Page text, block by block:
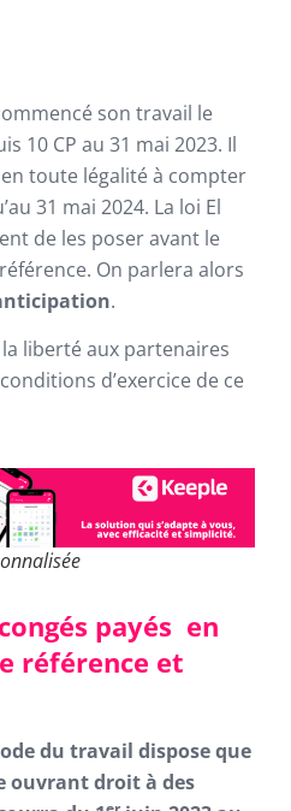
son travail le
10 CP au 31 mai 2023. Il
toute légalité à compter
31 mai 2024. La loi El
de les poser avant le
On parlera alors
.
liberté aux partenaires
d’exercice de ce
payés en
référence et
du travail dispose que
ouvrant droit à des